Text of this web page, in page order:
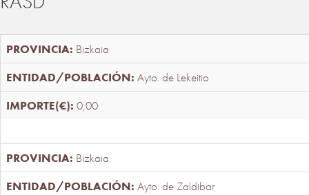
Bizkaia
Ayto. de Lekeitio
0,00
Bizkaia
Ayto. de Zaldibar